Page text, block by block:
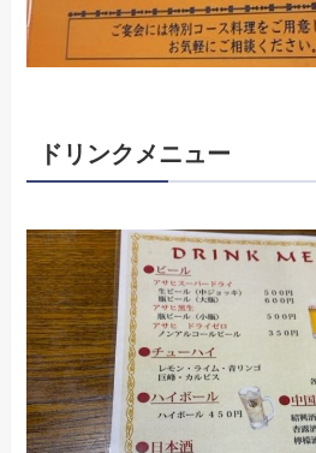
ドリンクメニュー